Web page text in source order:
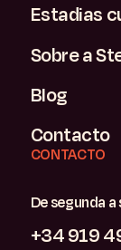
Estadias
Sobre a
Blog
Contacto
CONTACTO
De segunda
+34 919